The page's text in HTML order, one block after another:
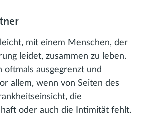
mit einem Menschen, der
leidet, zusammen zu leben.
oftmals ausgegrenzt und
allem, wenn von Seiten des
die
oder auch die Intimität fehlt.